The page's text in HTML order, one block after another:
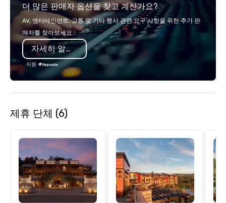
precision. We operate across the U.S.
in key destinations such as Hawaii,
Los Angeles, San Francisco, San
Diego, Orange County, Las Vegas, New
York, Chicago and Miami. Our global
offices enable us to efficiently serve
both U.S. and international clients
across multiple time zones. Let’s craft
ship in a thrilling
each experience
in unforgettable ways.
더 많은 판매자 옵션을 찾고 계신가요?
AV, 엔터테인먼트, 교통 및 기타 행사 관련 요구 사항을 위한 추가 판
매자를 찾아보세요.
자세히 알아보기
지원
제휴 단체 (6)